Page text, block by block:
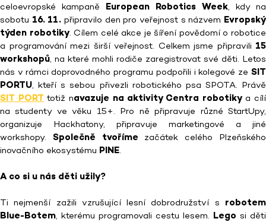
celoevropské kampaně European Robotics Week, kdy na
sobotu 16. 11. připravilo den pro veřejnost s názvem Evropský
týden robotiky. Cílem celé akce je šíření povědomí o robotice
a programování mezi širší veřejnost. Celkem jsme připravili 15
workshopů, na které mohli rodiče zaregistrovat své děti. Letos
nás v rámci doprovodného programu podpořili i kolegové ze SIT
PORTU, kteří s sebou přivezli robotického psa SPOTA. Právě
SIT PORT totiž navazuje na aktivity Centra robotikya cílí
na studenty ve věku 15+. Pro ně připravuje různé StartUpy,
organizuje Hackhatony, připravuje marketingové a jiné
workshopy. Společně tvoříme začátek celého Plzeňského
inovačního ekosystému PINE.
A co si u nás děti užily?
Ti nejmenší zažili vzrušující lesní dobrodružství s robotem
Blue-Botem, kterému programovali cestu lesem. Lego si děti